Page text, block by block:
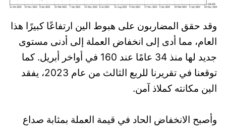
وقد حقق المضاربون على هبوط الين ارتفاعًا كبيرًا هذا
العام، مما أدى إلى انخفاض العملة إلى أدنى مستوى
جديد لها منذ 34 عامًا عند 160 في أواخر أبريل. كما
توقعنا في تقريرنا للربع الثالث من عام 2023، يفقد
الين مكانته كملاذ آمن.
وأصبح الانخفاض الحاد في قيمة العملة بمثابة صداع